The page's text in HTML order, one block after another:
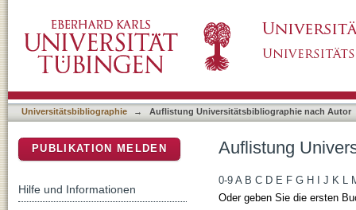
Universitätsbibliographie → Auflistung Universitätsbibliographie nach Autor
Auflistung
0-9 A B C D E F G H J K L
Oder geben Sie die ersten
PUBLIKATION MELDEN
Hilfe und Informationen